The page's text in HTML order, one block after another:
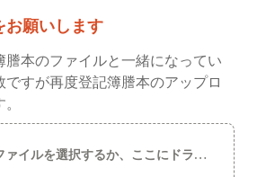
お願いします
本のファイルと一緒になってい
ですが再度登記簿謄本のアップロ
ァイルを選択するか、ここにドラッグして